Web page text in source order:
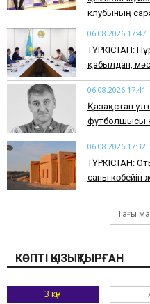
клубының
06.08.2026 17:47
ТҮРКІСТАН:
қабылдап,
06.08.2026 17:41
Қазақстан
футболшысы
06.08.2026 17:32
ТҮРКІСТАН:
саны көбейіп
Тағы
КӨПТІ ҚЫЗЫҚТЫРҒАН
3 күн